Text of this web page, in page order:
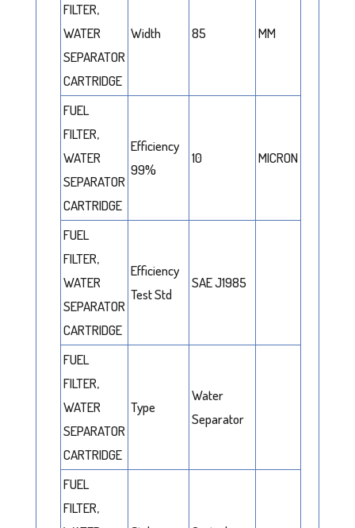
FILTER,
WATER
SEPARATOR
CARTRIDGE
Width 85 MM
FUEL
FILTER,
WATER
SEPARATOR
CARTRIDGE
Efficiency
99%
10 MICRON
FUEL
FILTER,
WATER
SEPARATOR
CARTRIDGE
Efficiency
Test Std
SAE J1985
FUEL
FILTER,
WATER
SEPARATOR
CARTRIDGE
Type
Water
Separator
FUEL
FILTER,